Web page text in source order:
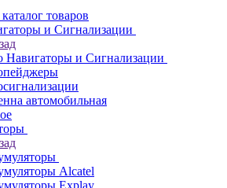
товаров
и Сигнализации
Навигаторы и Сигнализации
автомобильная
Alcatel
Explay